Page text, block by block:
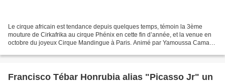
Le cirque africain est tendance depuis quelques temps, témoin la 3ème
mouture de Cirkafrika au cirque Phénix en cette fin d’année, et la venue en
octobre du joyeux Cirque Mandingue à Paris. Animé par Yamoussa Camara
Francisco Tébar Honrubia alias "Picasso Jr" un